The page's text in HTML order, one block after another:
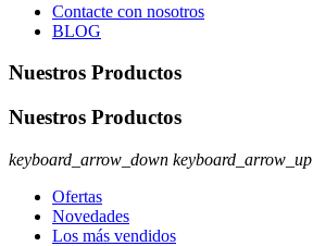
Contacte con nosotros
BLOG
Nuestros Productos
Nuestros Productos
keyboard_arrow_down keyboard_arrow_up
Ofertas
Novedades
Los más vendidos